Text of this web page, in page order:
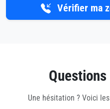
Vérifier ma
Une hésitation ? Voici